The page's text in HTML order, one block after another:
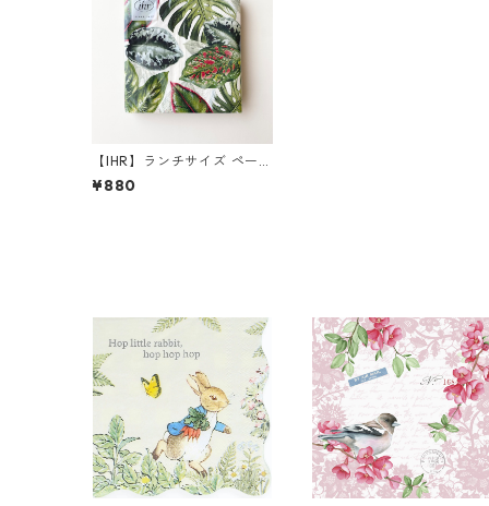
【IHR】ランチサイズ ペーパ
ーナプキン EXOTIC LEAVES
ライトグレー 20枚入り
¥880